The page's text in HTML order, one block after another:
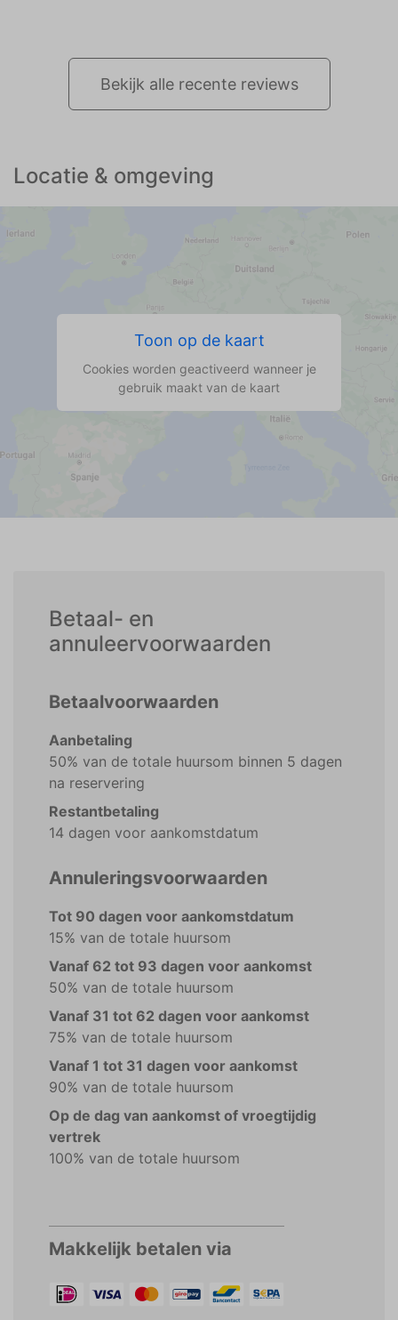
Bekijk alle recente reviews
Locatie & omgeving
Toon op de kaart
Cookies worden geactiveerd wanneer je
gebruik maakt van de kaart
Betaal- en
annuleervoorwaarden
Betaalvoorwaarden
Aanbetaling
50% van de totale huursom binnen 5 dagen
na reservering
Restantbetaling
14 dagen voor aankomstdatum
Annuleringsvoorwaarden
Tot 90 dagen voor aankomstdatum
15% van de totale huursom
Vanaf 62 tot 93 dagen voor aankomst
50% van de totale huursom
Vanaf 31 tot 62 dagen voor aankomst
75% van de totale huursom
Vanaf 1 tot 31 dagen voor aankomst
90% van de totale huursom
Op de dag van aankomst of vroegtijdig
vertrek
100% van de totale huursom
Makkelijk betalen via